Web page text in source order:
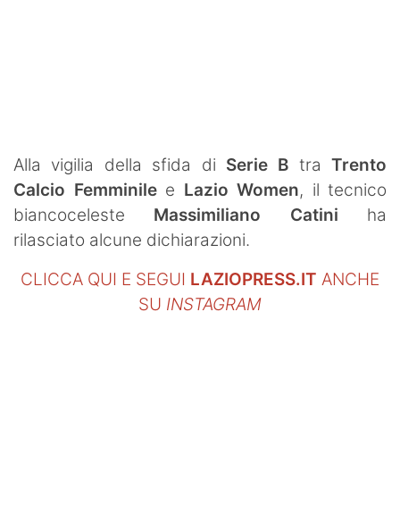
SHOP LAZIO
Contatti
Alla vigilia della sfida di Serie B tra Trento
Calcio Femminilee Lazio Women, il tecnico
biancoceleste Massimiliano Catini ha
rilasciato alcune dichiarazioni.
CLICCA QUI E SEGUI LAZIOPRESS.IT ANCHE
SU INSTAGRAM